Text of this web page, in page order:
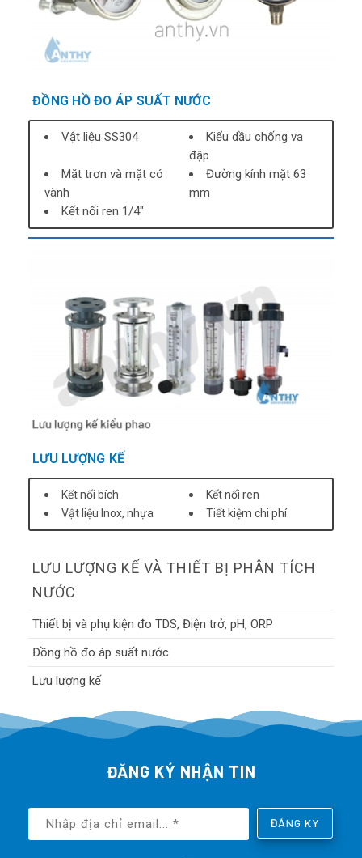
ĐỒNG HỒ ĐO ÁP SUẤT NƯỚC
Vật liệu SS304
Kiểu dầu chống va
đập
Mặt trơn và mặt có
vành
Đường kính mặt 63
mm
Kết nối ren 1/4"
LƯU LƯỢNG KẾ
Kết nối bích
Kết nối ren
Vật liệu Inox, nhựa
Tiết kiệm chi phí
LƯU LƯỢNG KẾ VÀ THIẾT BỊ PHÂN TÍCH
NƯỚC
Thiết bị và phụ kiện đo TDS, Điện trở, pH, ORP
Đồng hồ đo áp suất nước
Lưu lượng kế
ĐĂNG KÝ NHẬN TIN
ĐĂNG KÝ